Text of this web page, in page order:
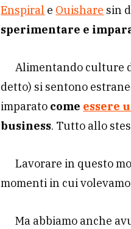
Enspiral e Ouishare sin
sperimentare e
Alimentando culture
detto) si sentono
imparato come essere
business. Tutto allo
Lavorare in questo
momenti in cui
Ma abbiamo anche